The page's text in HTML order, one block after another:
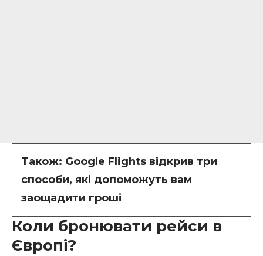
Також: Google Flights відкрив три
способи, які допоможуть вам
заощадити гроші
Коли бронювати рейси в
Європі?